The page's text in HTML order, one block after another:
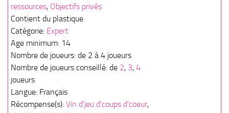
ressources, Objectifs privés
Contient du plastique
Catégorie: Expert
Age minimum: 14
Nombre de joueurs: de 2 à 4 joueurs
Nombre de joueurs conseillé: de 2, 3, 4
joueurs
Langue: Français
Récompense(s): Vin d'jeu d'coups d'coeur,